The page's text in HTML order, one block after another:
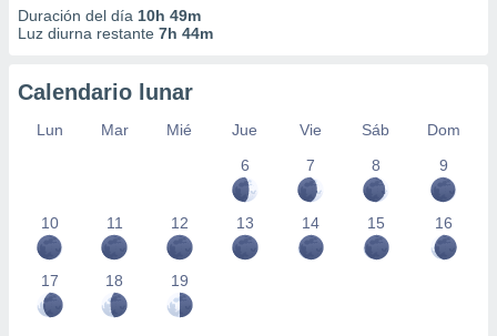
Duración del día 10h 49m
Luz diurna restante 7h 44m
Calendario lunar
Lun Mar Mié Jue Vie Sáb
Dom
6
7 8 9
10 11 12 13 14 15 16
17 18 19